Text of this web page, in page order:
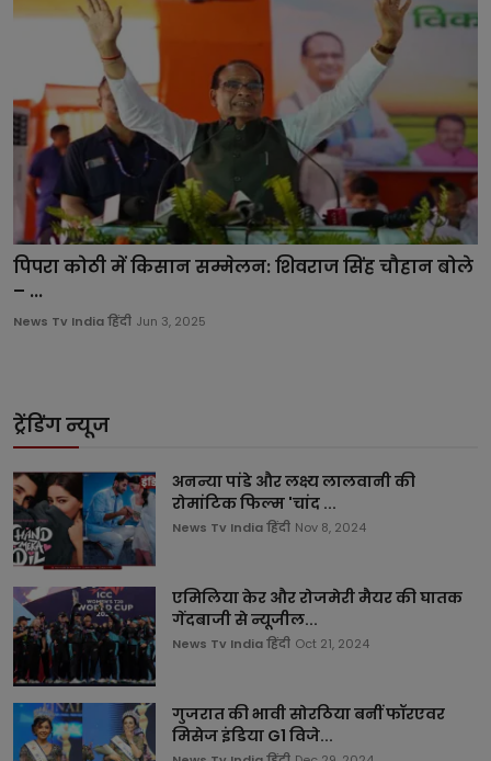
पिपरा कोठी में किसान सम्मेलन: शिवराज सिंह चौहान बोले
– ...
News Tv India हिंदी Jun 3, 2025
ट्रेंडिंग न्यूज
अनन्या पांडे और लक्ष्य लालवानी की
रोमांटिक फिल्म 'चांद ...
News Tv India हिंदी Nov 8, 2024
एमिलिया केर और रोजमेरी मैयर की घातक
गेंदबाजी से न्यूजील...
News Tv India हिंदी Oct 21, 2024
गुजरात की भावी सोरठिया बनीं फॉरएवर
मिसेज इंडिया G1 विजे...